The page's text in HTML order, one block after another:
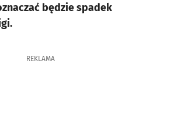
będzie spadek
REKLAMA